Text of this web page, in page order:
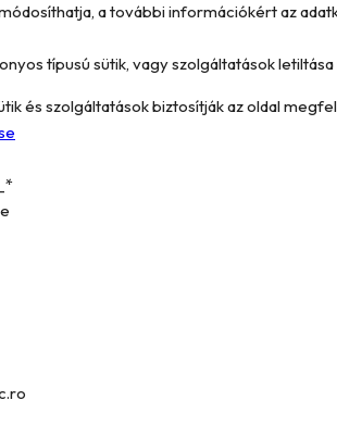
a további információkért az
típusú sütik, vagy szolgáltatások
és szolgáltatások biztosítják az oldal